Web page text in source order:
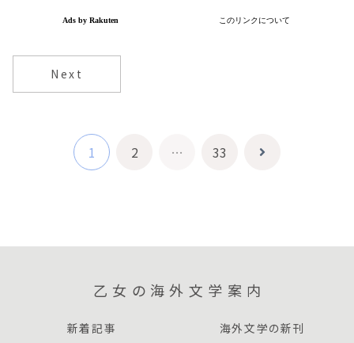
Next
1 2 … 33
次
乙女の海外文学案内
新着記事
海外文学の新刊